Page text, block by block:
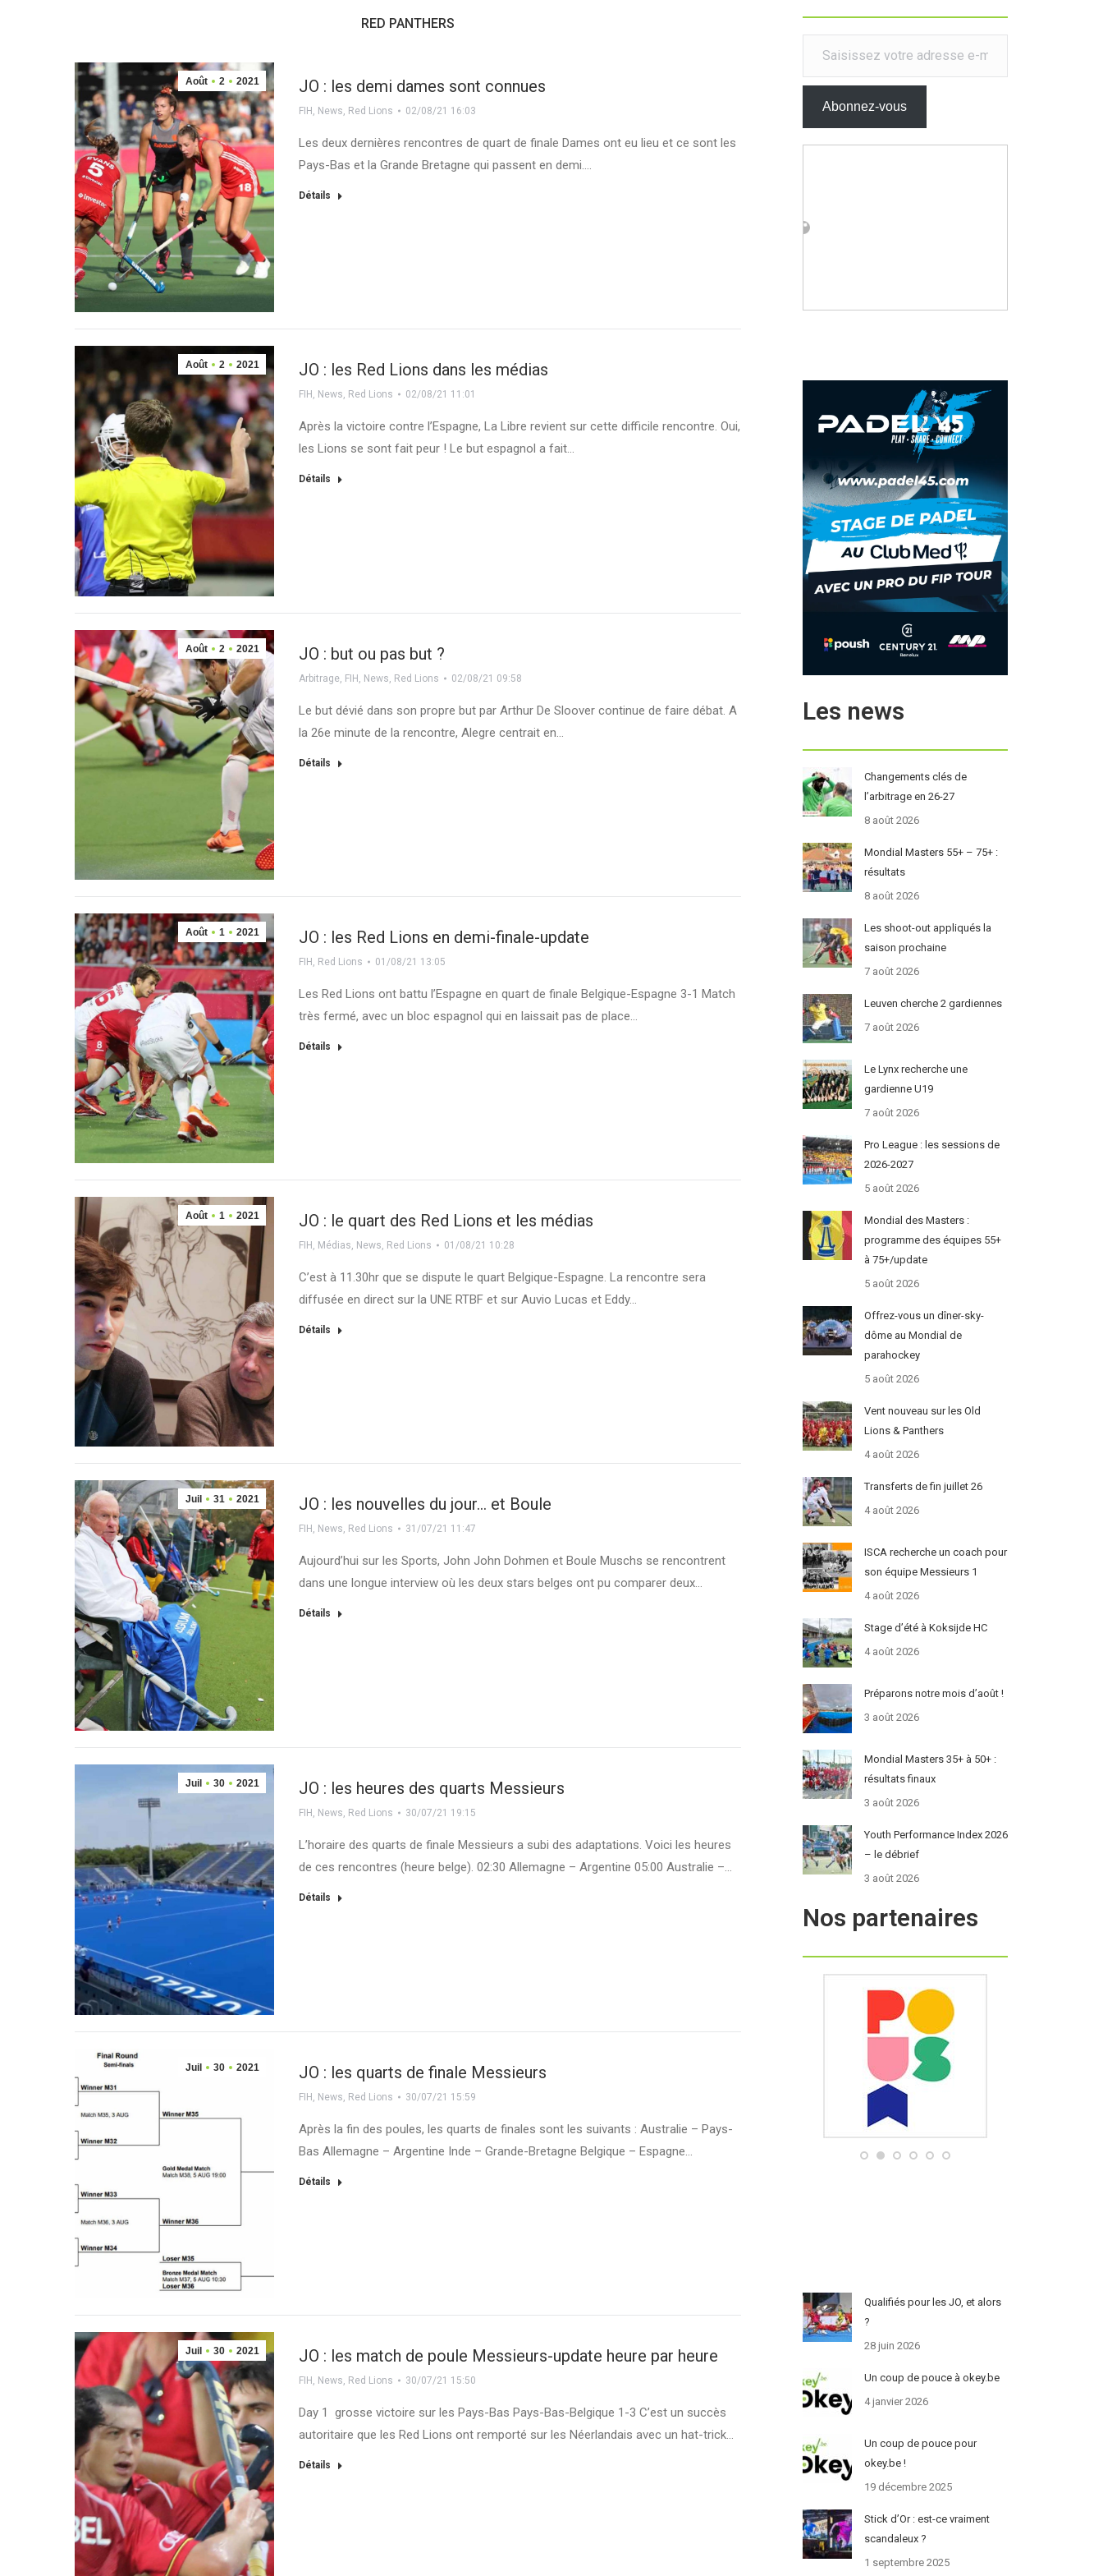
RED PANTHERS
Août 2 2021 JO : les demi dames sont connues
FIH , News, Red Lions 02/08/21 16:03
Les deux dernières rencontres de quart de finale Dames ont eu lieu et ce sont les
Pays-Bas et la Grande Bretagne qui passent en demi.…
Détails
Août 2 2021 JO : les Red Lions dans les médias
FIH , News, Red Lions 02/08/21 11:01
Après la victoire contre l’Espagne, La Libre revient sur cette difficile rencontre. Oui,
les Lions se sont fait peur ! Le but espagnol a fait…
Détails
Août 2 2021 JO : but ou pas but ?
Arbitrage FIH News Red Lions 02/08/21 09:58
Le but dévié dans son propre but par Arthur De Sloover continue de faire débat. A
la 26e minute de la rencontre, Alegre centrait en…
Détails
Août 1 2021 JO : les Red Lions en demi-finale-update
FIH , Red Lions 01/08/21 13:05
Les Red Lions ont battu l’Espagne en quart de finale Belgique-Espagne 3-1 Match
très fermé, avec un bloc espagnol qui en laissait pas de place…
Détails
Août 1 2021 JO : le quart des Red Lions et les médias
FIH , Médias, News, Red Lions 01/08/21 10:28
C’est à 11.30hr que se dispute le quart Belgique-Espagne. La rencontre sera
diffusée en direct sur la UNE RTBF et sur Auvio Lucas et Eddy…
Détails
Juil 31 2021 JO : les nouvelles du jour… et Boule
FIH , News, Red Lions 31/07/21 11:47
Aujourd’hui sur les Sports, John John Dohmen et Boule Muschs se rencontrent
dans une longue interview où les deux stars belges ont pu comparer deux…
Détails
Juil 30 2021 JO : les heures des quarts Messieurs
FIH , News, Red Lions 30/07/21 19:15
L’horaire des quarts de finale Messieurs a subi des adaptations. Voici les heures
de ces rencontres (heure belge). 02:30 Allemagne – Argentine 05:00 Australie –…
Détails
Juil 30 2021 JO : les quarts de finale Messieurs
FIH , News, Red Lions 30/07/21 15:59
Après la fin des poules, les quarts de finales sont les suivants : Australie – Pays-
Bas Allemagne – Argentine Inde – Grande-Bretagne Belgique – Espagne…
Détails
Juil 30 2021 JO : les match de poule Messieurs-update heure par heure
FIH , News, Red Lions 30/07/21 15:50
Day 1 grosse victoire sur les Pays-Bas Pays-Bas-Belgique 1-3 C’est un succès
autoritaire que les Red Lions ont remporté sur les Néerlandais avec un hat-trick…
Détails
Saisissez votre adresse e-mail…
Abonnez-vous
Les news
Changements clés de
l’arbitrage en 26-27
8 août 2026
Mondial Masters 55+ – 75+ :
résultats
8 août 2026
Les shoot-out appliqués la
saison prochaine
7 août 2026
Leuven cherche 2 gardiennes
7 août 2026
Le Lynx recherche une
gardienne U19
7 août 2026
Pro League : les sessions de
2026-2027
5 août 2026
Mondial des Masters :
programme des équipes 55+
à 75+/update
5 août 2026
Offrez-vous un dîner-sky-
dôme au Mondial de
parahockey
5 août 2026
Vent nouveau sur les Old
Lions & Panthers
4 août 2026
Transferts de fin juillet 26
4 août 2026
ISCA recherche un coach pour
son équipe Messieurs 1
4 août 2026
Stage d’été à Koksijde HC
4 août 2026
Préparons notre mois d’août !
3 août 2026
Mondial Masters 35+ à 50+ :
résultats finaux
3 août 2026
Youth Performance Index 2026
– le débrief
3 août 2026
Nos partenaires
Qualifiés pour les JO, et alors
?
28 juin 2026
Un coup de pouce à okey.be
4 janvier 2026
Un coup de pouce pour
okey.be !
19 décembre 2025
Stick d’Or : est-ce vraiment
scandaleux ?
1 septembre 2025